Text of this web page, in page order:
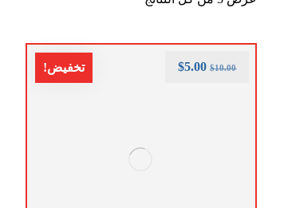
تخفيض! $10.00
$5.00